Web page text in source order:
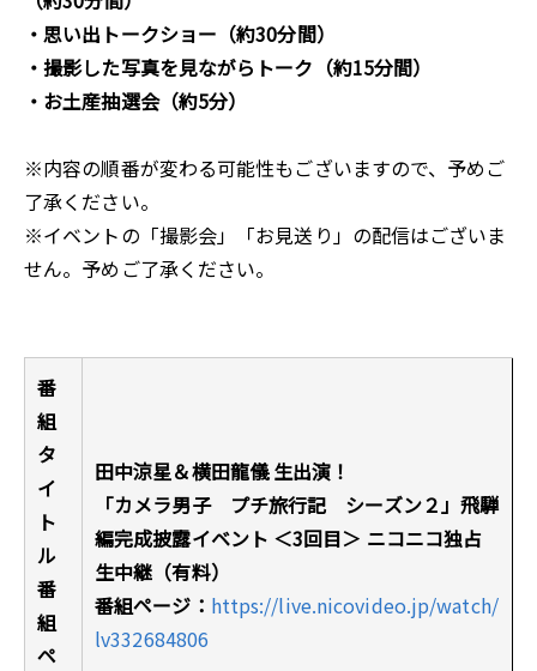
・思い出トークショー（約30分間）
・撮影した写真を見ながらトーク（約15分間）
・お土産抽選会（約5分）
※内容の順番が変わる可能性もございますので、予めご
了承ください。
※イベントの「撮影会」「お見送り」の配信はございま
せん。予めご了承ください。
番
組
タ
イ
ト
ル
番
組
ペ
田中涼星＆横田龍儀 生出演！
「カメラ男子 プチ旅行記 シーズン２」飛騨
編完成披露イベント ＜3回目＞ ニコニコ独占
生中継（有料）
番組ページ： https://live.nicovideo.jp/watch/
lv332684806